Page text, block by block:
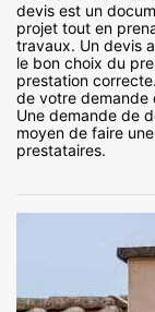
devis est un
projet tout en
travaux. Un devis
le bon choix du
prestation
de votre demande
Une demande de
moyen de faire
prestataires.